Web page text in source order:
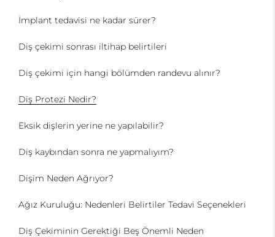
İmplant tedavisi ne kadar sürer?
Diş çekimi sonrası iltihap belirtileri
Diş çekimi için hangi bölümden randevu alınır?
Diş Protezi Nedir?
Eksik dişlerin yerine ne yapılabilir?
Diş kaybından sonra ne yapmalıyım?
Dişim Neden Ağrıyor?
Ağız Kuruluğu: Nedenleri Belirtiler Tedavi Seçenekleri
Diş Çekiminin Gerektiği Beş Önemli Neden